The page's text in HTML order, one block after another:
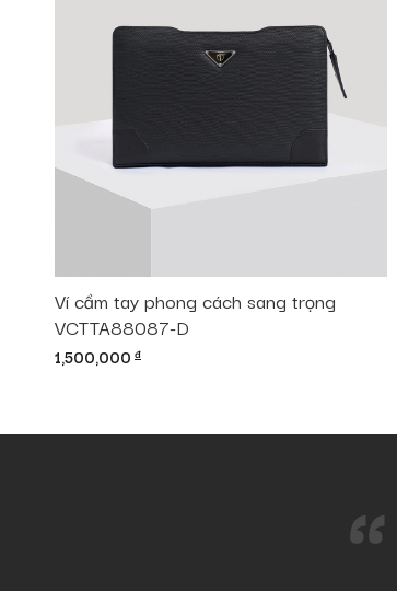
Ví cầm tay phong cách sang trọng
VCTTA88087-D
1,500,000 đ